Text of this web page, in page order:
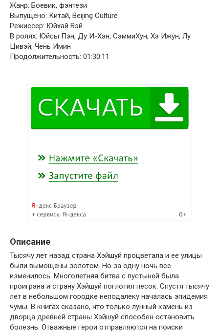
Жанр: Боевик, фэнтези
Выпущено: Китай, Beijing Culture
Режиссер: Юйхай Вэй
В ролях: Юйсы Пэн, Ду И-Хэн, СэммиХун, Хэ Ижун, Лу
Цивэй, Чень Имин
Продолжительность: 01:30:11
Описание
Тысячу лет назад страна Хэйшуй процветала и ее улицы
были вымощены золотом. Но за одну ночь все
изменилось. Многолетняя битва с пустыней была
проиграна и страну Хэйшуй поглотил песок. Спустя тысячу
лет в небольшом городке неподалеку началась эпидемия
чумы. В книгах сказано, что только лунный камень из
дворца древней страны Хэйшуй способен остановить
болезнь. Отважные герои отправляются на поиски